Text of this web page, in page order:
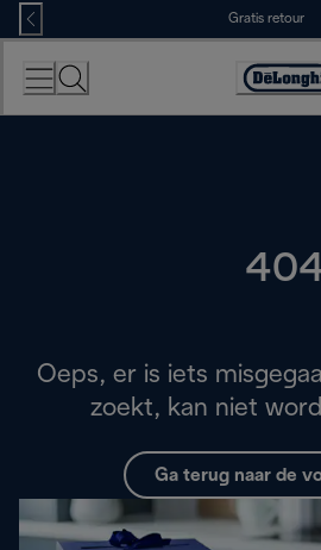
Skip
to
Content
Gratis retour
Oeps, er is iets
zoekt, kan niet
Ga terug naar de